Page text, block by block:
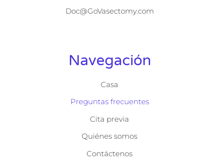
Doc@GoVasectomy.com
Navegación
Casa
Preguntas frecuentes
Cita previa
Quiénes somos
Contáctenos